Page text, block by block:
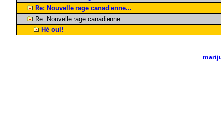
Re: Nouvelle rage canadienne...
Re: Nouvelle rage canadienne...
Hé oui!